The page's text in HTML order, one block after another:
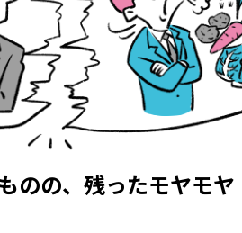
のの、残ったモヤモヤ